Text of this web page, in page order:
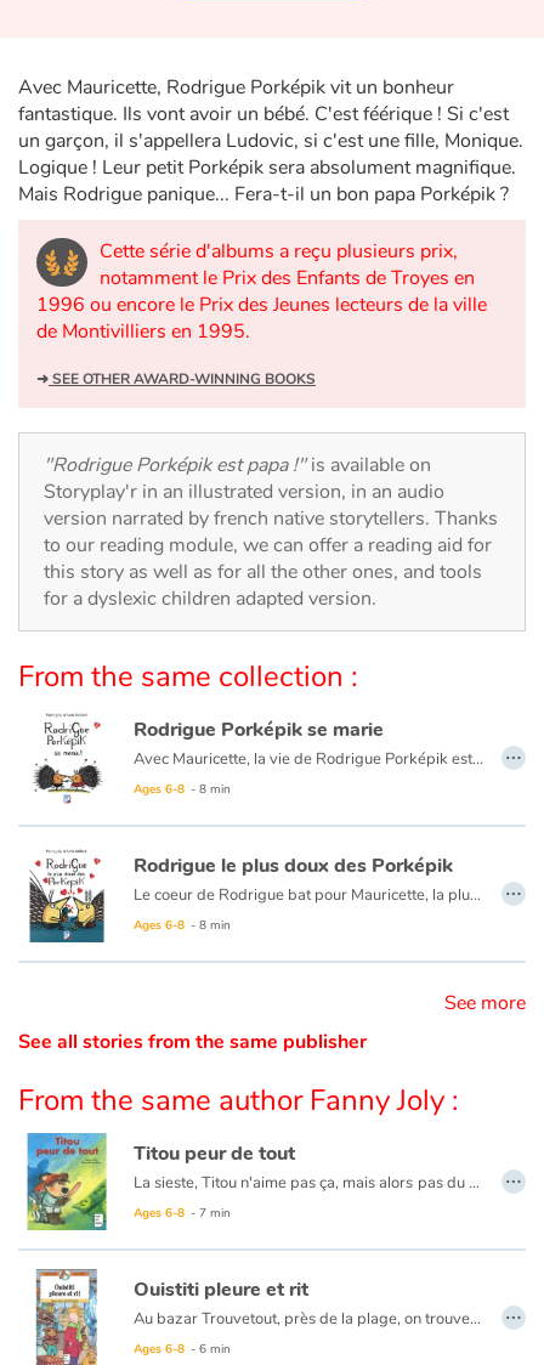
Travel, epic, investigation, adventure
Around the world
Arts, space, activities
Documentaries
Daily life and hobbies
At school
Festivals and events
Love and friendship
Emotions and feelings
Formats and illustrations
Catalogue anglais
Help
Home
Family
Schools
Libraries
Videos & Tutorials
Avec Mauricette, Rodrigue Porképik vit un bonheur
fantastique. Ils vont avoir un bébé. C'est féérique ! Si c'est
un garçon, il s'appellera Ludovic, si c'est une fille, Monique.
Logique ! Leur petit Porképik sera absolument magnifique.
Mais Rodrigue panique... Fera-t-il un bon papa Porképik ?
Cette série d'albums a reçu plusieurs prix,
notamment le Prix des Enfants de Troyes en
1996 ou encore le Prix des Jeunes lecteurs de la ville
de Montivilliers en 1995.
➜SEE OTHER AWARD-WINNING BOOKS
"Rodrigue Porképik est papa !"is available on
Storyplay'r in an illustrated version, in an audio
version narrated by french native storytellers. Thanks
to our reading module, we can offer a reading aid for
this story as well as for all the other ones, and tools
for a dyslexic children adapted version.
From the same collection :
Rodrigue Porképik se marie
Avec Mauricette, la vie de Rodrigue Porképik est magnifique, féerique. Si fantastique qu'il décide de se marier et d'organiser une fête, trés chouette. Mais au moment d'aller dormir, les choses se compliquent. Où trouver un lit pratique pour monsieur et madame Porképik ?
Ages 6-8 - 8 min
…
Rodrigue le plus doux des Porképik
Le coeur de Rodrigue bat pour Mauricette, la plus chouette des porképikettes. Mais, entre les piques qui rebiquent, un lit pas pratique et l'arrivée d'un bébé Porképik, Rodrigue s'inquiète et s'agite. Pas de panique, les deux amoureux ont toujours une bonne idée pour rendre la vie magnifique !
Ages 6-8 - 8 min
…
See more
See all stories from the same publisher
From the same author Fanny Joly :
Titou peur de tout
La sieste, Titou n'aime pas ça, mais alors pas du tout. Si bien qu'au moindre bruit... Titou se relève, et part combattre les monstres. Car, tout le monde le sait, les maisons en regorgent !
Ages 6-8 - 7 min
…
Ouistiti pleure et rit
Au bazar Trouvetout, près de la plage, on trouve vraiment tout. Même des jouets de Noël. Mais cette année, le patron a mis en vitrine un Ouistiti en peluche qui ne plaît pas à la patronne. Coincé sur son étagère, Ouistiti voudrait tant qu’un enfant le choisisse...
Ages 6-8 - 6 min
…